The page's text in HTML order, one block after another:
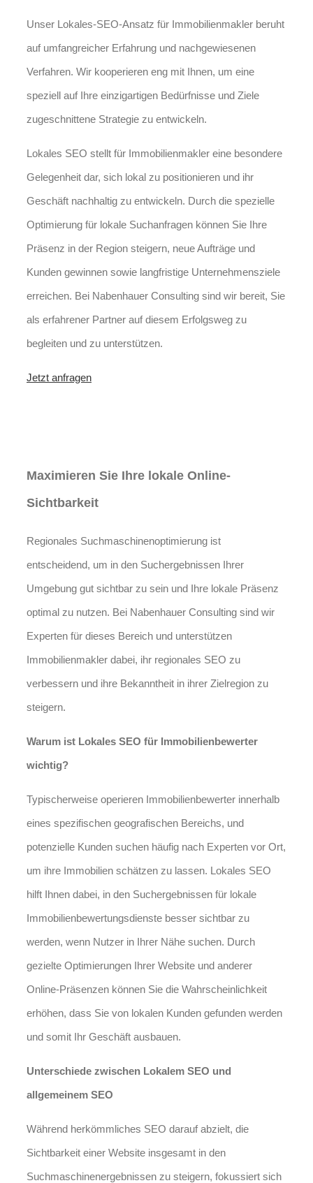
Unser Lokales-SEO-Ansatz für Immobilienmakler beruht
auf umfangreicher Erfahrung und nachgewiesenen
Verfahren. Wir kooperieren eng mit Ihnen, um eine
speziell auf Ihre einzigartigen Bedürfnisse und Ziele
zugeschnittene Strategie zu entwickeln.
Lokales SEO stellt für Immobilienmakler eine besondere
Gelegenheit dar, sich lokal zu positionieren und ihr
Geschäft nachhaltig zu entwickeln. Durch die spezielle
Optimierung für lokale Suchanfragen können Sie Ihre
Präsenz in der Region steigern, neue Aufträge und
Kunden gewinnen sowie langfristige Unternehmensziele
erreichen. Bei Nabenhauer Consulting sind wir bereit, Sie
als erfahrener Partner auf diesem Erfolgsweg zu
begleiten und zu unterstützen.
Jetzt anfragen
Maximieren Sie Ihre lokale Online-
Sichtbarkeit
Regionales Suchmaschinenoptimierung ist
entscheidend, um in den Suchergebnissen Ihrer
Umgebung gut sichtbar zu sein und Ihre lokale Präsenz
optimal zu nutzen. Bei Nabenhauer Consulting sind wir
Experten für dieses Bereich und unterstützen
Immobilienmakler dabei, ihr regionales SEO zu
verbessern und ihre Bekanntheit in ihrer Zielregion zu
steigern.
Warum ist Lokales SEO für Immobilienbewerter
wichtig?
Typischerweise operieren Immobilienbewerter innerhalb
eines spezifischen geografischen Bereichs, und
potenzielle Kunden suchen häufig nach Experten vor Ort,
um ihre Immobilien schätzen zu lassen. Lokales SEO
hilft Ihnen dabei, in den Suchergebnissen für lokale
Immobilienbewertungsdienste besser sichtbar zu
werden, wenn Nutzer in Ihrer Nähe suchen. Durch
gezielte Optimierungen Ihrer Website und anderer
Online-Präsenzen können Sie die Wahrscheinlichkeit
erhöhen, dass Sie von lokalen Kunden gefunden werden
und somit Ihr Geschäft ausbauen.
Unterschiede zwischen Lokalem SEO und
allgemeinem SEO
Während herkömmliches SEO darauf abzielt, die
Sichtbarkeit einer Website insgesamt in den
Suchmaschinenergebnissen zu steigern, fokussiert sich